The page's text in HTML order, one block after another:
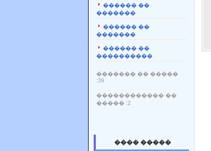
������ ��
�������
������ ��
�������
������ ��
����������
������� �� �����
:39
������������ ��
����� :2
���� �����